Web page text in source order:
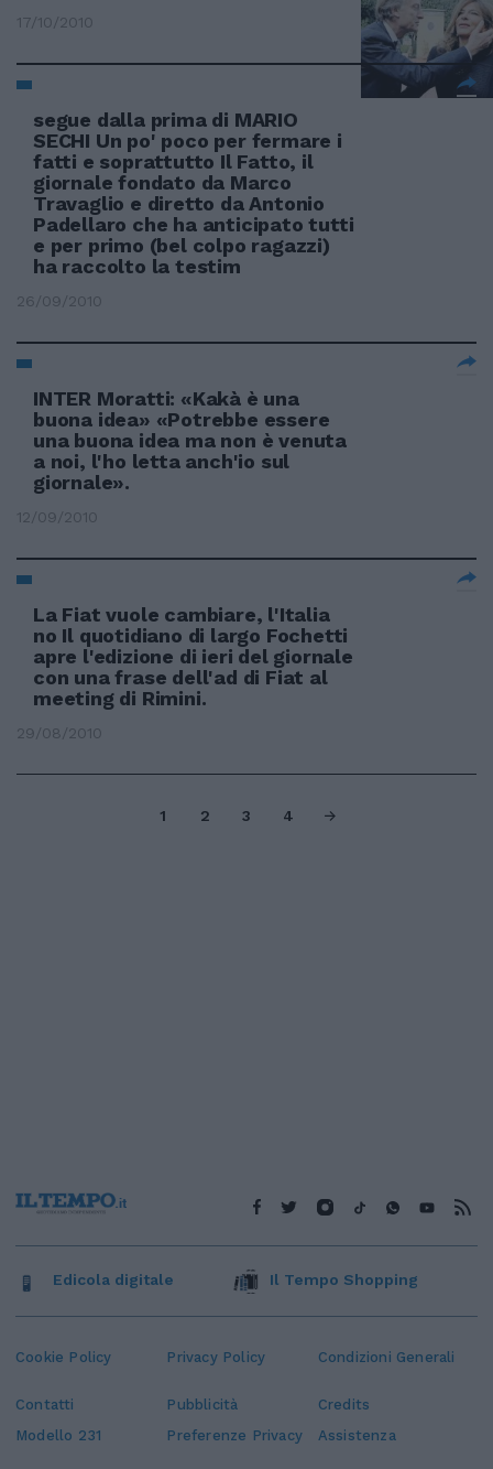
17/10/2010
segue dalla prima di MARIO
SECHI Un po' poco per fermare i
fatti e soprattutto Il Fatto, il
giornale fondato da Marco
Travaglio e diretto da Antonio
Padellaro che ha anticipato tutti
e per primo (bel colpo ragazzi)
ha raccolto la testim
26/09/2010
INTER Moratti: «Kakà è una
buona idea» «Potrebbe essere
una buona idea ma non è venuta
a noi, l'ho letta anch'io sul
giornale».
12/09/2010
La Fiat vuole cambiare, l'Italia
no Il quotidiano di largo Fochetti
apre l'edizione di ieri del giornale
con una frase dell'ad di Fiat al
meeting di Rimini.
29/08/2010
1 2 3 4
Cookie Policy Privacy Policy Condizioni Generali
Contatti Pubblicità
Credits
Modello 231
Preferenze Privacy Assistenza
Edicola digitale Il Tempo Shopping